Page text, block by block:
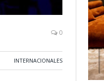
0
INTERNACIONALES